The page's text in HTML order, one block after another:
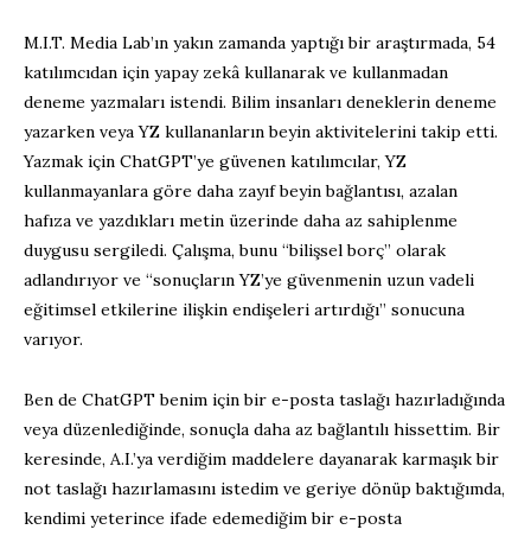
M.I.T. Media Lab’ın yakın zamanda yaptığı bir araştırmada, 54
katılımcıdan için yapay zekâ kullanarak ve kullanmadan
deneme yazmaları istendi. Bilim insanları deneklerin deneme
yazarken veya YZ kullananların beyin aktivitelerini takip etti.
Yazmak için ChatGPT’ye güvenen katılımcılar, YZ
kullanmayanlara göre daha zayıf beyin bağlantısı, azalan
hafıza ve yazdıkları metin üzerinde daha az sahiplenme
duygusu sergiledi. Çalışma, bunu “bilişsel borç” olarak
adlandırıyor ve “sonuçların YZ’ye güvenmenin uzun vadeli
eğitimsel etkilerine ilişkin endişeleri artırdığı” sonucuna
varıyor.
Ben de ChatGPT benim için bir e-posta taslağı hazırladığında
veya düzenlediğinde, sonuçla daha az bağlantılı hissettim. Bir
keresinde, A.I.’ya verdiğim maddelere dayanarak karmaşık bir
not taslağı hazırlamasını istedim ve geriye dönüp baktığımda,
kendimi yeterince ifade edemediğim bir e-posta